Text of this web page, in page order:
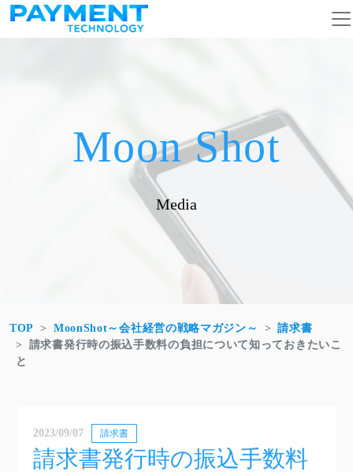
コンテンツへスキップ
メインナビゲーション
Moon Shot
Media
TOP MoonShot～会社経営の戦略マガジン～
請求書
請求書発行時の振込手数料の負担について知っておきたいこ
と
2023/09/07 請求書
請求書発行時の振込手数料